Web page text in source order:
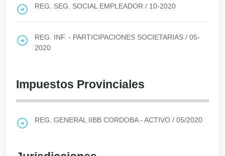
REG. SEG. SOCIAL EMPLEADOR / 10-2020
REG. INF. - PARTICIPACIONES SOCIETARIAS / 05-
2020
Impuestos Provinciales
REG. GENERAL IIBB CORDOBA - ACTIVO / 05/2020